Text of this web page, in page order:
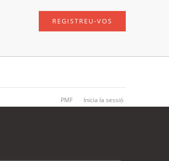
REGISTREU-VOS
PMF Inicia la sessió